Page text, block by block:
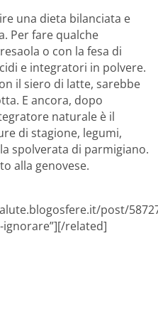
una dieta bilanciata e
Per fare qualche
o con la fesa di
e integratori in polvere.
il siero di latte, sarebbe
E ancora, dopo
naturale è il
di stagione, legumi,
spolverata di parmigiano.
alla genovese.
post/
related]